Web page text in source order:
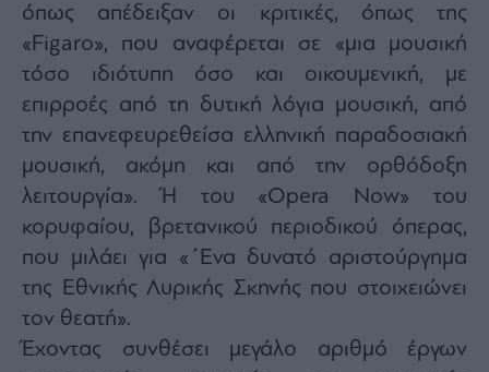
όπως απέδειξαν οι κριτικές, όπως της
«Figaro», που αναφέρεται σε «μια μουσική
τόσο ιδιότυπη όσο και οικουμενική, με
επιρροές από τη δυτική λόγια μουσική, από
την επανεφευρεθείσα ελληνική παραδοσιακή
μουσική, ακόμη και από την ορθόδοξη
λειτουργία». Ή του «Opera Now» του
κορυφαίου, βρετανικού περιοδικού όπερας,
που μιλάει για «΄Ενα δυνατό αριστούργημα
της Εθνικής Λυρικής Σκηνής που στοιχειώνει
τον θεατή».
Έχοντας συνθέσει μεγάλο αριθμό έργων